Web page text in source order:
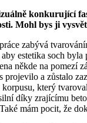
konkurující
Mohl bys ji
zabývá
estetika soch
někde na pomezí
projevilo a zůstalo
který
díky zrajícímu
mám pocit, že